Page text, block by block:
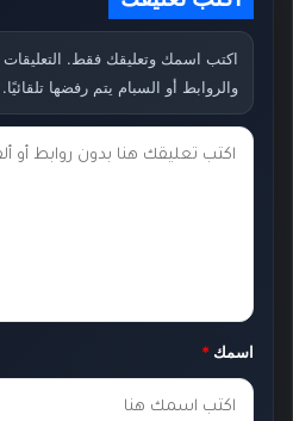
اكتب اسمك وتعليقك فقط.
والروابط أو السبام يتم رفضها تلقائيًا.
ت
ك
*
اسمك *